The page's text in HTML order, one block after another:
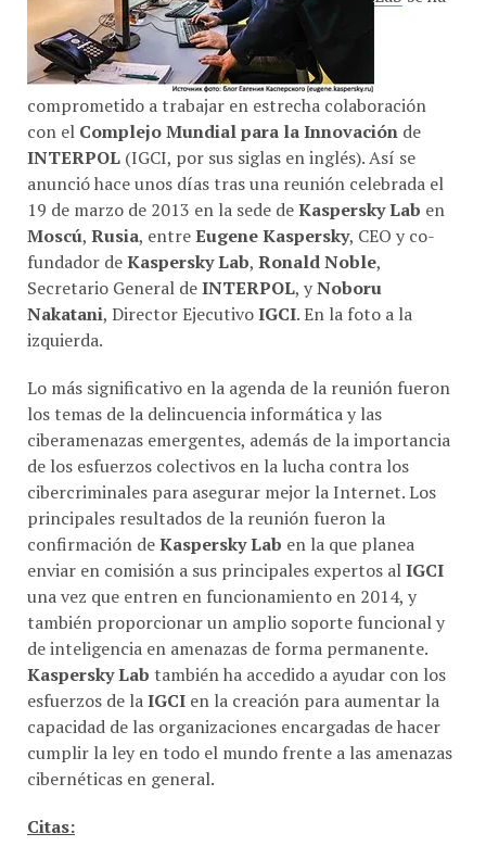
comprometido a trabajar en estrecha colaboración
con el Complejo Mundial para la Innovación
de
INTERPOL(IGCI, por sus siglas en inglés). Así se
anunció hace unos días tras una reunión celebrada el
19 de marzo de 2013 en la sede de Kaspersky Lab
Moscú Rusia , entre Eugene Kaspersky
, CEO y co-
fundador de Kaspersky Lab Ronald Noble
Secretario General de INTERPOL
Noboru
Nakatani , Director Ejecutivo IGCI. En la foto a la
izquierda.
Lo más significativo en la agenda de la reunión fueron
los temas de la delincuencia informática y las
ciberamenazas emergentes, además de la importancia
de los esfuerzos colectivos en la lucha contra los
cibercriminales para asegurar mejor la Internet. Los
principales resultados de la reunión fueron la
confirmación de Kaspersky Lab
en la que planea
enviar en comisión a sus principales expertos al IGCI
una vez que entren en funcionamiento en 2014, y
también proporcionar un amplio soporte funcional y
de inteligencia en amenazas de forma permanente.
Kaspersky Lab también ha accedido a ayudar con los
esfuerzos de la IGCI en la creación para aumentar la
capacidad de las organizaciones encargadas de hacer
cumplir la ley en todo el mundo frente a las amenazas
cibernéticas en general.
Citas: